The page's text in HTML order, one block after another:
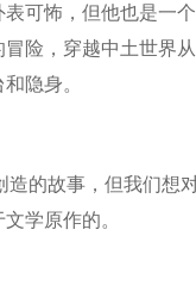
可怖，但他也是一
险，穿越中土世界
隐身。
的故事，但我们想
学原作的。